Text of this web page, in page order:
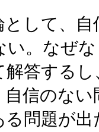
として、
い。なぜ
解答する
自信のな
る問題が